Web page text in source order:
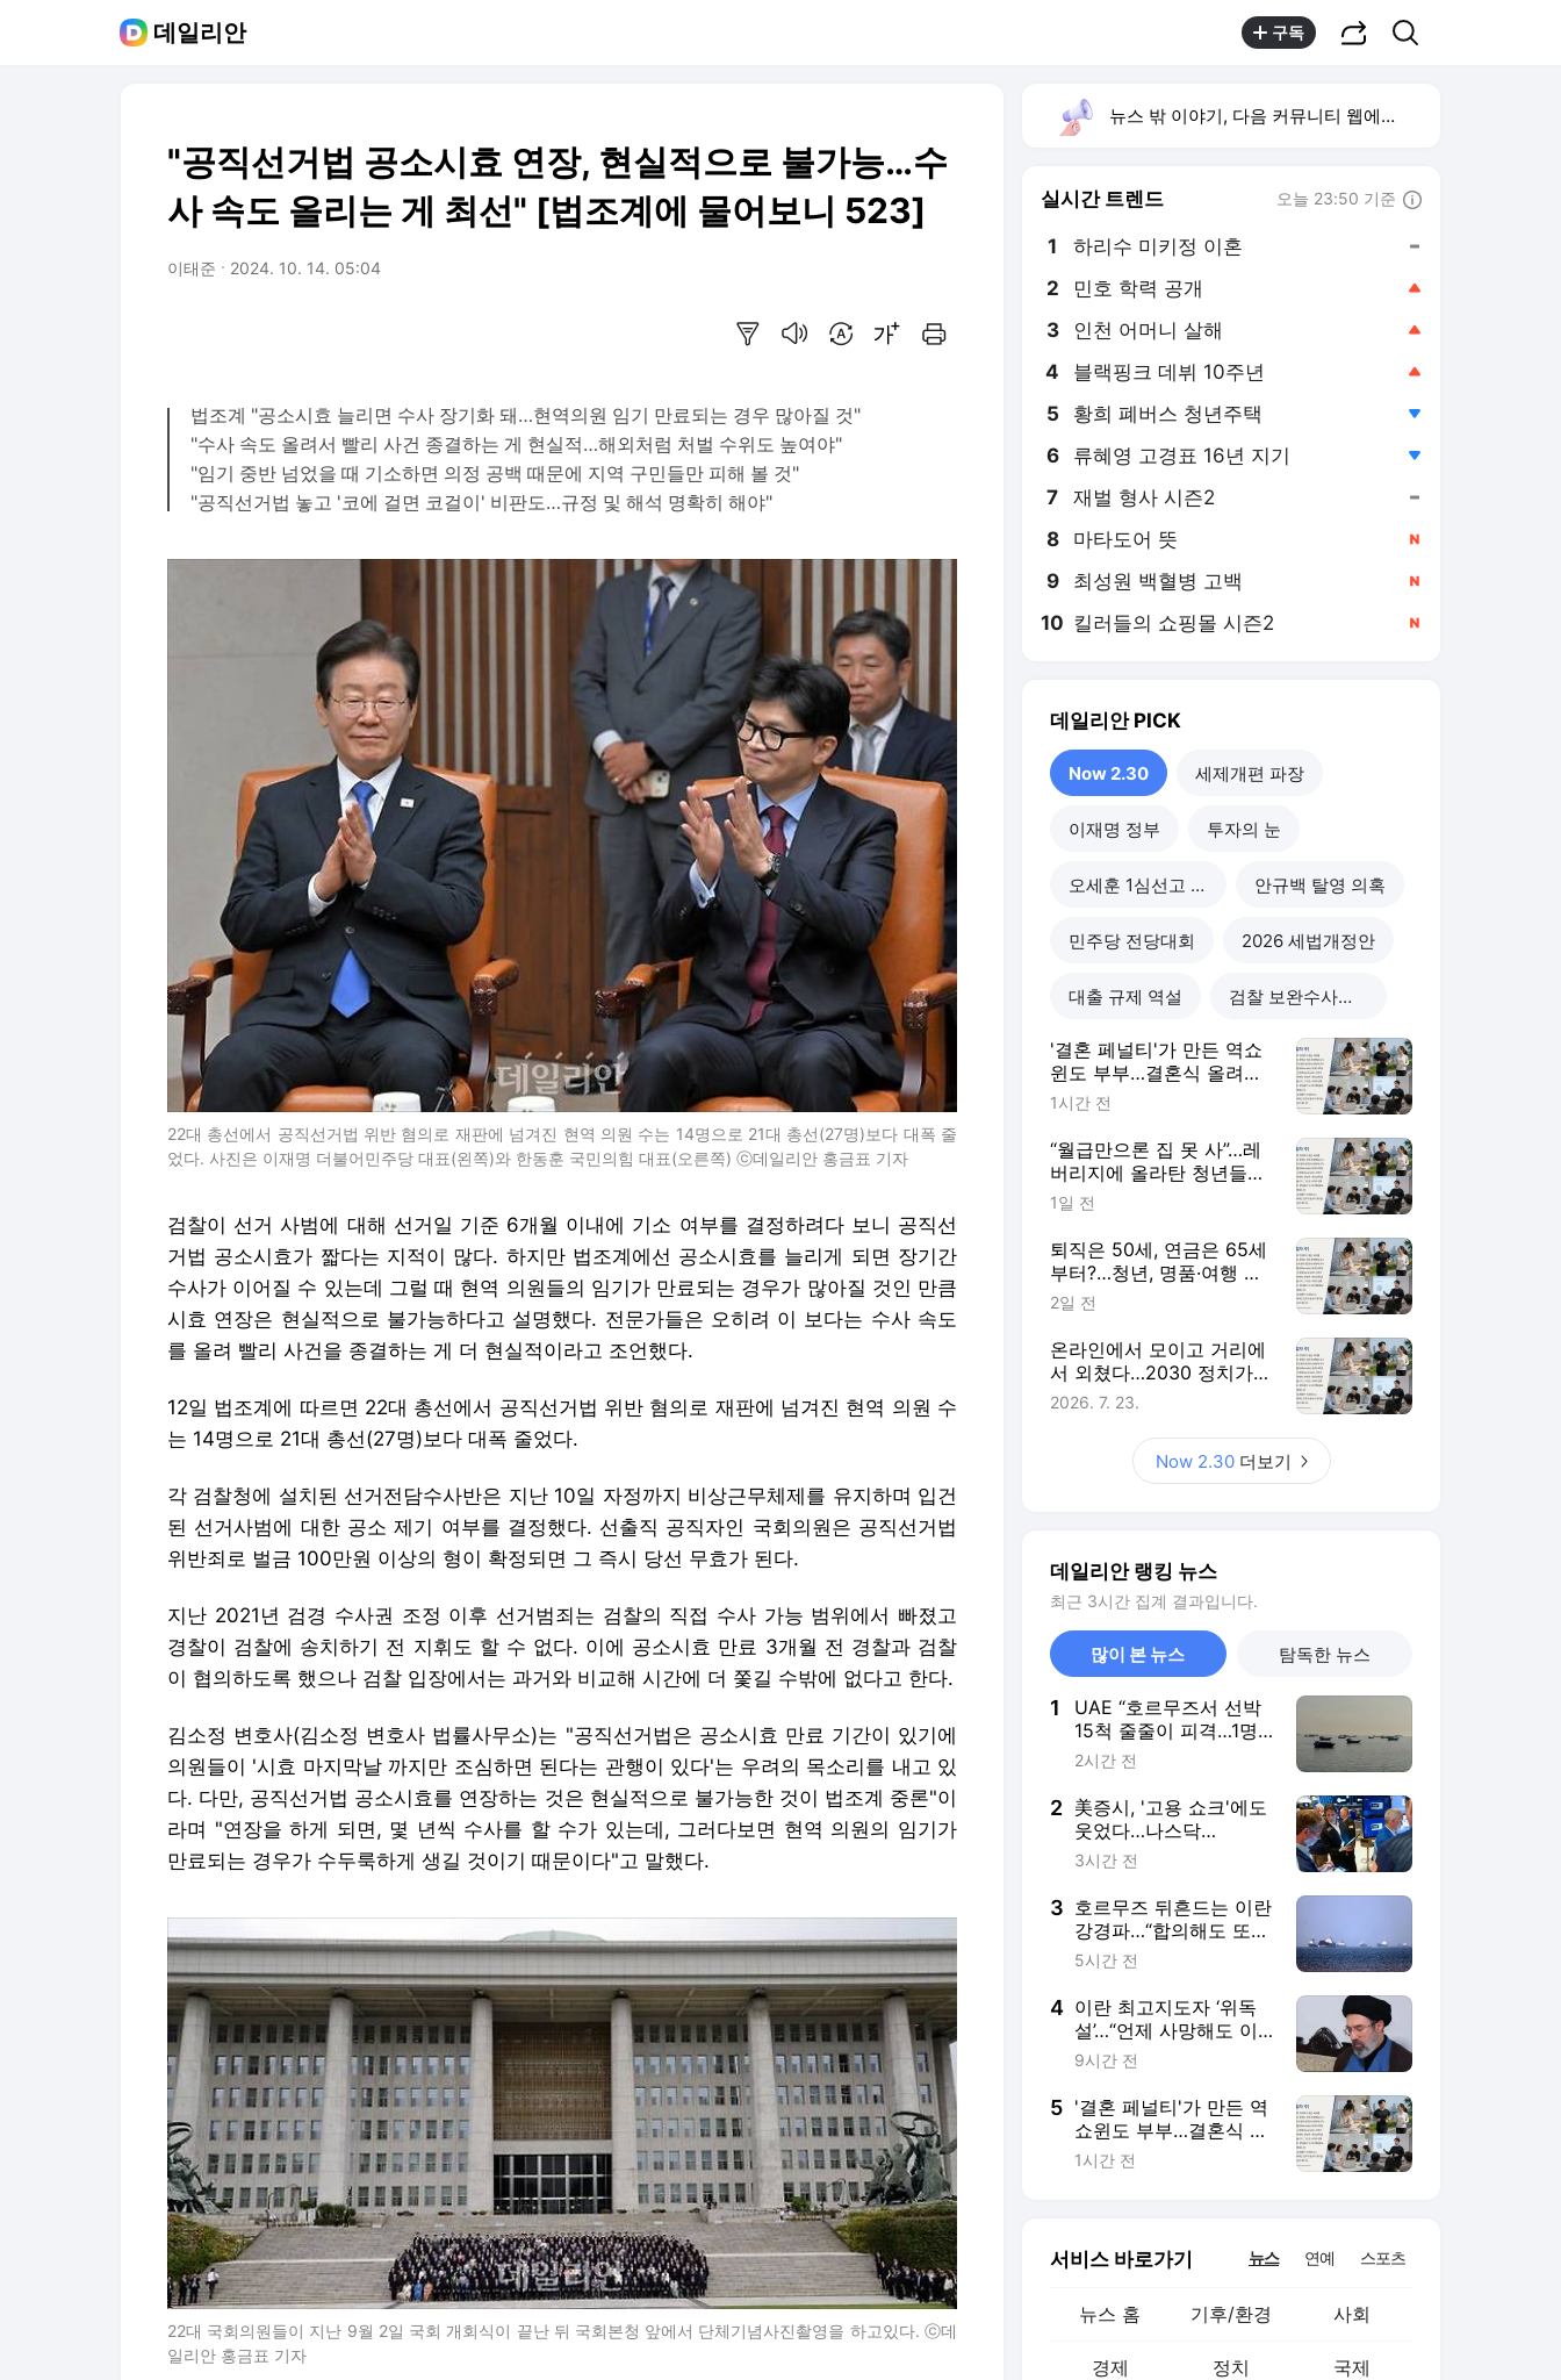
데일리안 구독
"공직선거법 공소시효 연장, 현실적으로 불가능…수
사 속도 올리는 게 최선" [법조계에 물어보니 523]
이태준 2024. 10. 14. 05:04
법조계 "공소시효 늘리면 수사 장기화 돼…현역의원 임기 만료되는 경우 많아질 것"
"수사 속도 올려서 빨리 사건 종결하는 게 현실적…해외처럼 처벌 수위도 높여야"
"임기 중반 넘었을 때 기소하면 의정 공백 때문에 지역 구민들만 피해 볼 것"
"공직선거법 놓고 '코에 걸면 코걸이' 비판도…규정 및 해석 명확히 해야"
22대 총선에서 공직선거법 위반 혐의로 재판에 넘겨진 현역 의원 수는 14명으로 21대 총선(27명)보다 대폭 줄
었다. 사진은 이재명 더불어민주당 대표(왼쪽)와 한동훈 국민의힘 대표(오른쪽) ⓒ데일리안 홍금표 기자
검찰이 선거 사범에 대해 선거일 기준 6개월 이내에 기소 여부를 결정하려다 보니 공직선
거법 공소시효가 짧다는 지적이 많다. 하지만 법조계에선 공소시효를 늘리게 되면 장기간
수사가 이어질 수 있는데 그럴 때 현역 의원들의 임기가 만료되는 경우가 많아질 것인 만큼
시효 연장은 현실적으로 불가능하다고 설명했다. 전문가들은 오히려 이 보다는 수사 속도
를 올려 빨리 사건을 종결하는 게 더 현실적이라고 조언했다.
12일 법조계에 따르면 22대 총선에서 공직선거법 위반 혐의로 재판에 넘겨진 현역 의원 수
는 14명으로 21대 총선(27명)보다 대폭 줄었다.
각 검찰청에 설치된 선거전담수사반은 지난 10일 자정까지 비상근무체제를 유지하며 입건
된 선거사범에 대한 공소 제기 여부를 결정했다. 선출직 공직자인 국회의원은 공직선거법
위반죄로 벌금 100만원 이상의 형이 확정되면 그 즉시 당선 무효가 된다.
지난 2021년 검경 수사권 조정 이후 선거범죄는 검찰의 직접 수사 가능 범위에서 빠졌고
경찰이 검찰에 송치하기 전 지휘도 할 수 없다. 이에 공소시효 만료 3개월 전 경찰과 검찰
이 협의하도록 했으나 검찰 입장에서는 과거와 비교해 시간에 더 쫓길 수밖에 없다고 한다.
김소정 변호사(김소정 변호사 법률사무소)는 "공직선거법은 공소시효 만료 기간이 있기에
의원들이 '시효 마지막날 까지만 조심하면 된다는 관행이 있다'는 우려의 목소리를 내고 있
다. 다만, 공직선거법 공소시효를 연장하는 것은 현실적으로 불가능한 것이 법조계 중론"이
라며 "연장을 하게 되면, 몇 년씩 수사를 할 수가 있는데, 그러다보면 현역 의원의 임기가
만료되는 경우가 수두룩하게 생길 것이기 때문이다"고 말했다.
22대 국회의원들이 지난 9월 2일 국회 개회식이 끝난 뒤 국회본청 앞에서 단체기념사진촬영을 하고있다. ⓒ데
일리안 홍금표 기자
뉴스 밖 이야기, 다음 커뮤니티 웹에서 보기
실시간 트렌드 오늘 23:50 기준
1 하리수 미키정 이혼
2 민호 학력 공개
3 인천 어머니 살해
4 블랙핑크 데뷔 10주년
5 황희 폐버스 청년주택
6 류혜영 고경표 16년 지기
7 재벌 형사 시즌2
8 마타도어 뜻
9 최성원 백혈병 고백
10 킬러들의 쇼핑몰 시즌2
데일리안PICK
Now 2.30 세제개편 파장
이재명 정부 투자의 눈
오세훈 1심선고 이후 안규백 탈영 의혹
민주당 전당대회 2026 세법개정안
대출 규제 역설 검찰 보완수사권 폐지
'결혼 페널티'가 만든 역쇼
윈도 부부…결혼식 올려도
혼인신고 미룬다 [Now
1시간 전
“월급만으론 집 못 사”…레
버리지에 올라탄 청년들
[Now 2.30]
1일 전
퇴직은 50세, 연금은 65세
부터?…청년, 명품·여행 대
신 노후준비 [Now 2.30]
2일 전
온라인에서 모이고 거리에
서 외쳤다…2030 정치가
달라졌다 [Now 2.30]
2026. 7. 23.
Now 2.30 더보기
데일리안 랭킹 뉴스
최근 3시간 집계 결과입니다.
많이 본 뉴스 탐독한 뉴스
1
UAE “호르무즈서 선박
15척 줄줄이 피격…1명
사망·20명 부상”
2시간 전
2 美증시, '고용 쇼크'에도
웃었다…나스닥
1.3%↑·S&P 사상 최고
3시간 전
3 호르무즈 뒤흔드는 이란
강경파…“합의해도 또
뒤집힌다”
5시간 전
4 이란 최고지도자 ‘위독
설’…“언제 사망해도 이
상하지 않다”
9시간 전
5 '결혼 페널티'가 만든 역
쇼윈도 부부…결혼식 올
려도 혼인신고 미룬다
1시간 전
서비스 바로가기 뉴스 연예 스포츠
뉴스 홈 기후/환경 사회
경제 정치 국제